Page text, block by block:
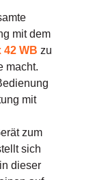
mit dem
42 WB zu
macht.
mit
zum
sich
dieser